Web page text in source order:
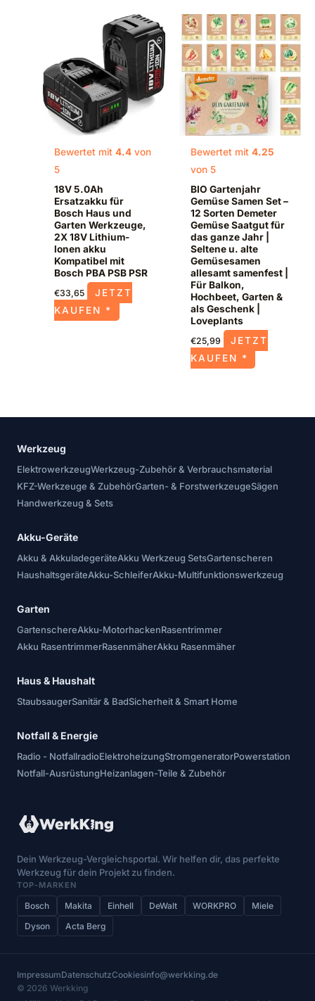
Bewertet mit4.4 von
5
18V 5.0Ah
Ersatzakku für
Bosch Haus und
Garten Werkzeuge,
2X 18V Lithium-
lonen akku
Kompatibel mit
Bosch PBA PSB PSR
€33,65
JETZT
KAUFEN *
Bewertet mit 4.25
von 5
BIO Gartenjahr
Gemüse Samen Set –
12 Sorten Demeter
Gemüse Saatgut für
das ganze Jahr |
Seltene u. alte
Gemüsesamen
allesamt samenfest |
Für Balkon,
Hochbeet, Garten &
als Geschenk |
Loveplants
€25,99
JETZT
KAUFEN *
Werkzeug
ElektrowerkzeugWerkzeug-Zubehör & Verbrauchsmaterial
KFZ-Werkzeuge & ZubehörGarten- & ForstwerkzeugeSägen
Handwerkzeug & Sets
Akku-Geräte
Akku & AkkuladegeräteAkku Werkzeug SetsGartenscheren
HaushaltsgeräteAkku-SchleiferAkku-Multifunktionswerkzeug
Garten
GartenschereAkku-MotorhackenRasentrimmer
Akku RasentrimmerRasenmäherAkku Rasenmäher
Haus & Haushalt
StaubsaugerSanitär & BadSicherheit & Smart Home
Notfall & Energie
Radio - NotfallradioElektroheizungStromgeneratorPowerstation
Notfall-AusrüstungHeizanlagen-Teile & Zubehör
Dein Werkzeug-Vergleichsportal. Wir helfen dir, das perfekte
Werkzeug für dein Projekt zu finden.
TOP-MARKEN
Bosch Makita Einhell DeWalt WORKPRO
Miele
Dyson
Acta Berg
ImpressumDatenschutzCookiesinfo@werkking.de
© 2026 Werkking